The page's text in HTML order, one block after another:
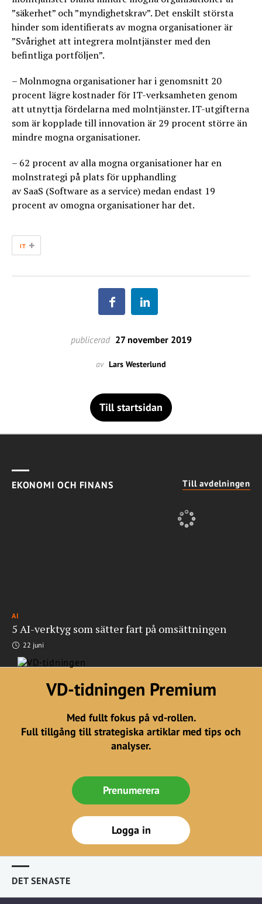
”säkerhet” och ”myndighetskrav”. Det enskilt största
hinder som identifierats av mogna organisationer är
”Svårighet att integrera molntjänster med den
befintliga portföljen”.
– Molnmogna organisationer har i genomsnitt 20
procent lägre kostnader för IT-verksamheten genom
att utnyttja fördelarna med molntjänster. IT-utgifterna
som är kopplade till innovation är 29 procent större än
mindre mogna organisationer.
– 62 procent av alla mogna organisationer har en
molnstrategi på plats för upphandling
av SaaS (Software as a service) medan endast 19
procent av omogna organisationer har det.
IT +
publicerad 27 november 2019
av Lars Westerlund
Till startsidan
EKONOMI OCH FINANS Till avdelningen
AI
5 AI-verktyg som sätter fart på omsättningen
22 juni
VD-tidningen Premium
Med fullt fokus på vd-rollen.
Full tillgång till strategiska artiklar med tips och
analyser.
Prenumerera
Logga in
DET SENASTE